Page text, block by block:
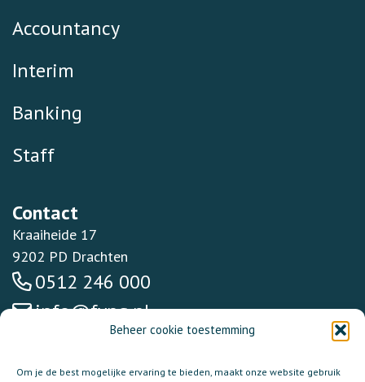
Beheer cookie toestemming
Om je de best mogelijke ervaring te bieden, maakt onze website gebruik
Accountancy
Interim
Banking
Staff
Contact
Kraaiheide 17
9202 PD Drachten
0512 246 000
info@fynq.nl